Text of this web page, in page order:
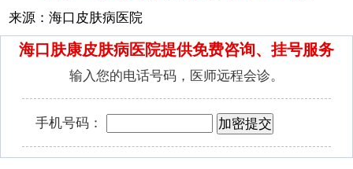
来源：海口皮肤病医院
海口肤康皮肤病医院提供免费咨询、挂号服务
输入您的电话号码，医师远程会诊。
手机号码：